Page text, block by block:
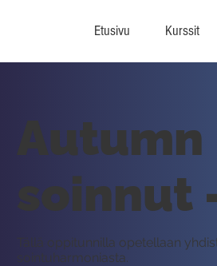
Etusivu Kurssit
Autumn
soinnut
Tällä oppitunnilla opetellaan
sointuharmoniasta.